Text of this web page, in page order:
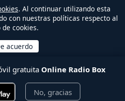
. Al continuar utilizando esta
con nuestras políticas respecto al
de cookies.
gratuita Online Radio Box
No, gracias